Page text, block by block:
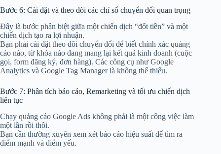
Bước 6: Cài đặt và theo dõi các chỉ số chuyển đổi quan trọng
Đây là bước phân biệt giữa một chiến dịch “đốt tiền” và một
chiến dịch tạo ra lợi nhuận.
Bạn phải cài đặt theo dõi chuyển đổi để biết chính xác quảng
cáo nào, từ khóa nào đang mang lại kết quả kinh doanh (cuộc
gọi, form đăng ký, đơn hàng). Các công cụ như Google
Analytics và Google Tag Manager là không thể thiếu.
Bước 7: Phân tích báo cáo, Remarketing và tối ưu chiến dịch
liên tục
Chạy quảng cáo Google Ads không phải là một công việc làm
một lần rồi thôi.
Bạn cần thường xuyên xem xét báo cáo hiệu suất để tìm ra
điểm mạnh và điểm yếu.